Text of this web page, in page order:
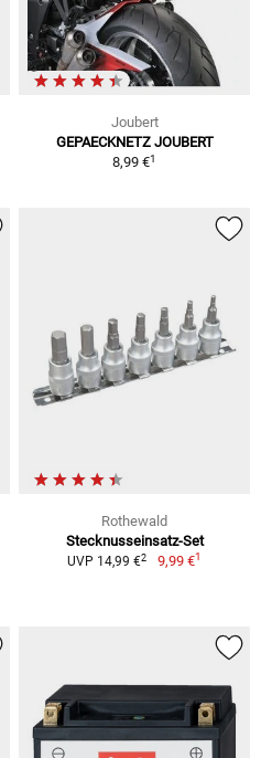
Joubert
GEPAECKNETZ JOUBERT
8,99 €1
Rothewald
Stecknusseinsatz-Set
UVP 14,99 €2 9,99 €1